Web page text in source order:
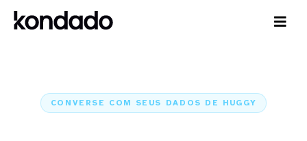
CONVERSE COM SEUS DADOS DE HUGGY